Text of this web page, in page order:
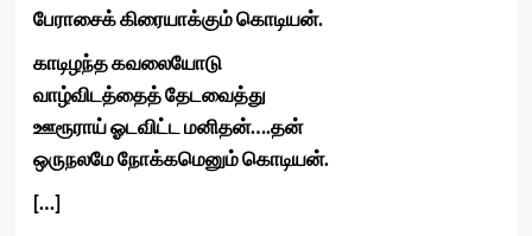
பேராசைக்கிரையாக்கும்கொடியன்.
காடிழந்தகவலையோடு
வாழ்விடத்தைத்தேடவைத்து
ஊரூராய்ஓடவிட்ட மனிதன்….தன்
ஒருநலமேநோக்கமெனும்கொடியன்.
[…]